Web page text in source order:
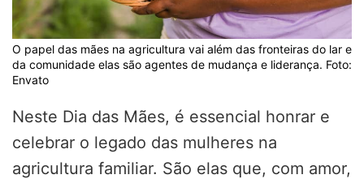
O papel das mães na agricultura vai além das fronteiras do lar e
da comunidade elas são agentes de mudança e liderança. Foto:
Envato
Neste Dia das Mães, é essencial honrar e
celebrar o legado das mulheres na
agricultura familiar. São elas que, com amor,